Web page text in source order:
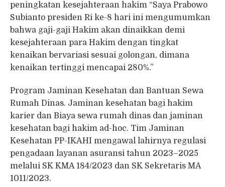
peningkatan kesejahteraan hakim “Saya Prabowo
Subianto presiden Ri ke-8 hari ini mengumumkan
bahwa gaji-gaji Hakim akan dinaikkan demi
kesejahteraan para Hakim dengan tingkat
kenaikan bervariasi sesuai golongan, dimana
kenaikan tertinggi mencapai 280%.”
Program Jaminan Kesehatan dan Bantuan Sewa
Rumah Dinas. Jaminan kesehatan bagi hakim
karier dan Biaya sewa rumah dinas dan jaminan
kesehatan bagi hakim ad-hoc. Tim Jaminan
Kesehatan PP-IKAHI mengawal lahirnya regulasi
pengadaan layanan asuransi tahun 2023–2025
melalui SK KMA 184/2023 dan SK Sekretaris MA
1011/2023.